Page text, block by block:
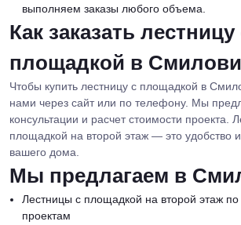
выполняем заказы любого объема.
Как заказать лестницу
площадкой в
Чтобы купить лестницу с площадкой в
нами через сайт или по телефону. Мы
консультации и расчет стоимости проекта.
площадкой на второй этаж — это удобство
вашего дома.
Мы предлагаем в
Лестницы с площадкой на второй этаж
проектам